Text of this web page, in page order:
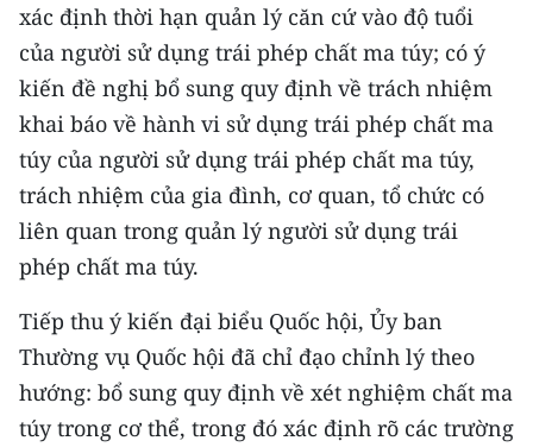
Media Thể thao
Media Giáo dục
Media Y tế
Media Khoa học - Công nghệ
Media Môi trường
Infographic
TIN MỚI
xác định thời hạn quản lý căn cứ vào độ tuổi
của người sử dụng trái phép chất ma túy; có ý
kiến đề nghị bổ sung quy định về trách nhiệm
khai báo về hành vi sử dụng trái phép chất ma
túy của người sử dụng trái phép chất ma túy,
trách nhiệm của gia đình, cơ quan, tổ chức có
liên quan trong quản lý người sử dụng trái
phép chất ma túy.
Tiếp thu ý kiến đại biểu Quốc hội, Ủy ban
Thường vụ Quốc hội đã chỉ đạo chỉnh lý theo
hướng: bổ sung quy định về xét nghiệm chất ma
túy trong cơ thể, trong đó xác định rõ các trường